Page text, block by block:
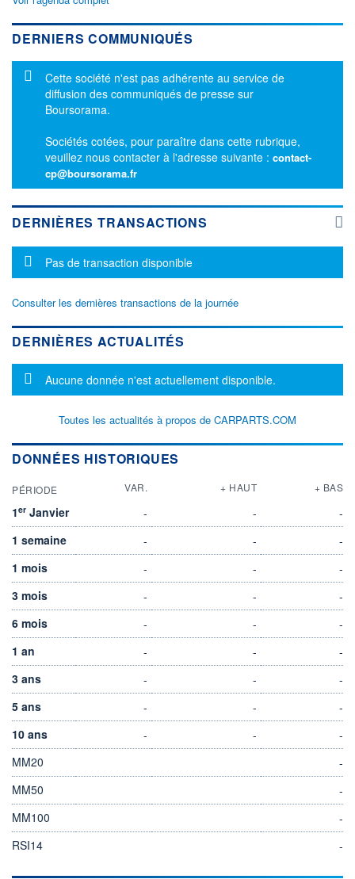
DERNIERS COMMUNIQUÉS
Message d'information
Cette société n'est pas adhérente au service de
diffusion des communiqués de presse sur
Boursorama.
Sociétés cotées, pour paraître dans cette rubrique,
veuillez nous contacter à l'adresse suivante : contact-
cp@boursorama.fr
DERNIÈRES TRANSACTIONS
Message d'information
Pas de transaction disponible
Consulter les dernières transactions de la journée
DERNIÈRES ACTUALITÉS
Message d'information
Aucune donnée n'est actuellement disponible.
Toutes les actualités à propos de CARPARTS.COM
DONNÉES HISTORIQUES
PÉRIODE VAR. + HAUT + BAS
1er Janvier - -
-
1 semaine
- -
-
1 mois
- -
-
3 mois
- -
-
6 mois
- -
-
1 an
- -
-
3 ans
- -
-
5 ans
- -
-
10 ans
- -
-
MM20
-
MM50
-
MM100
-
RSI14
-